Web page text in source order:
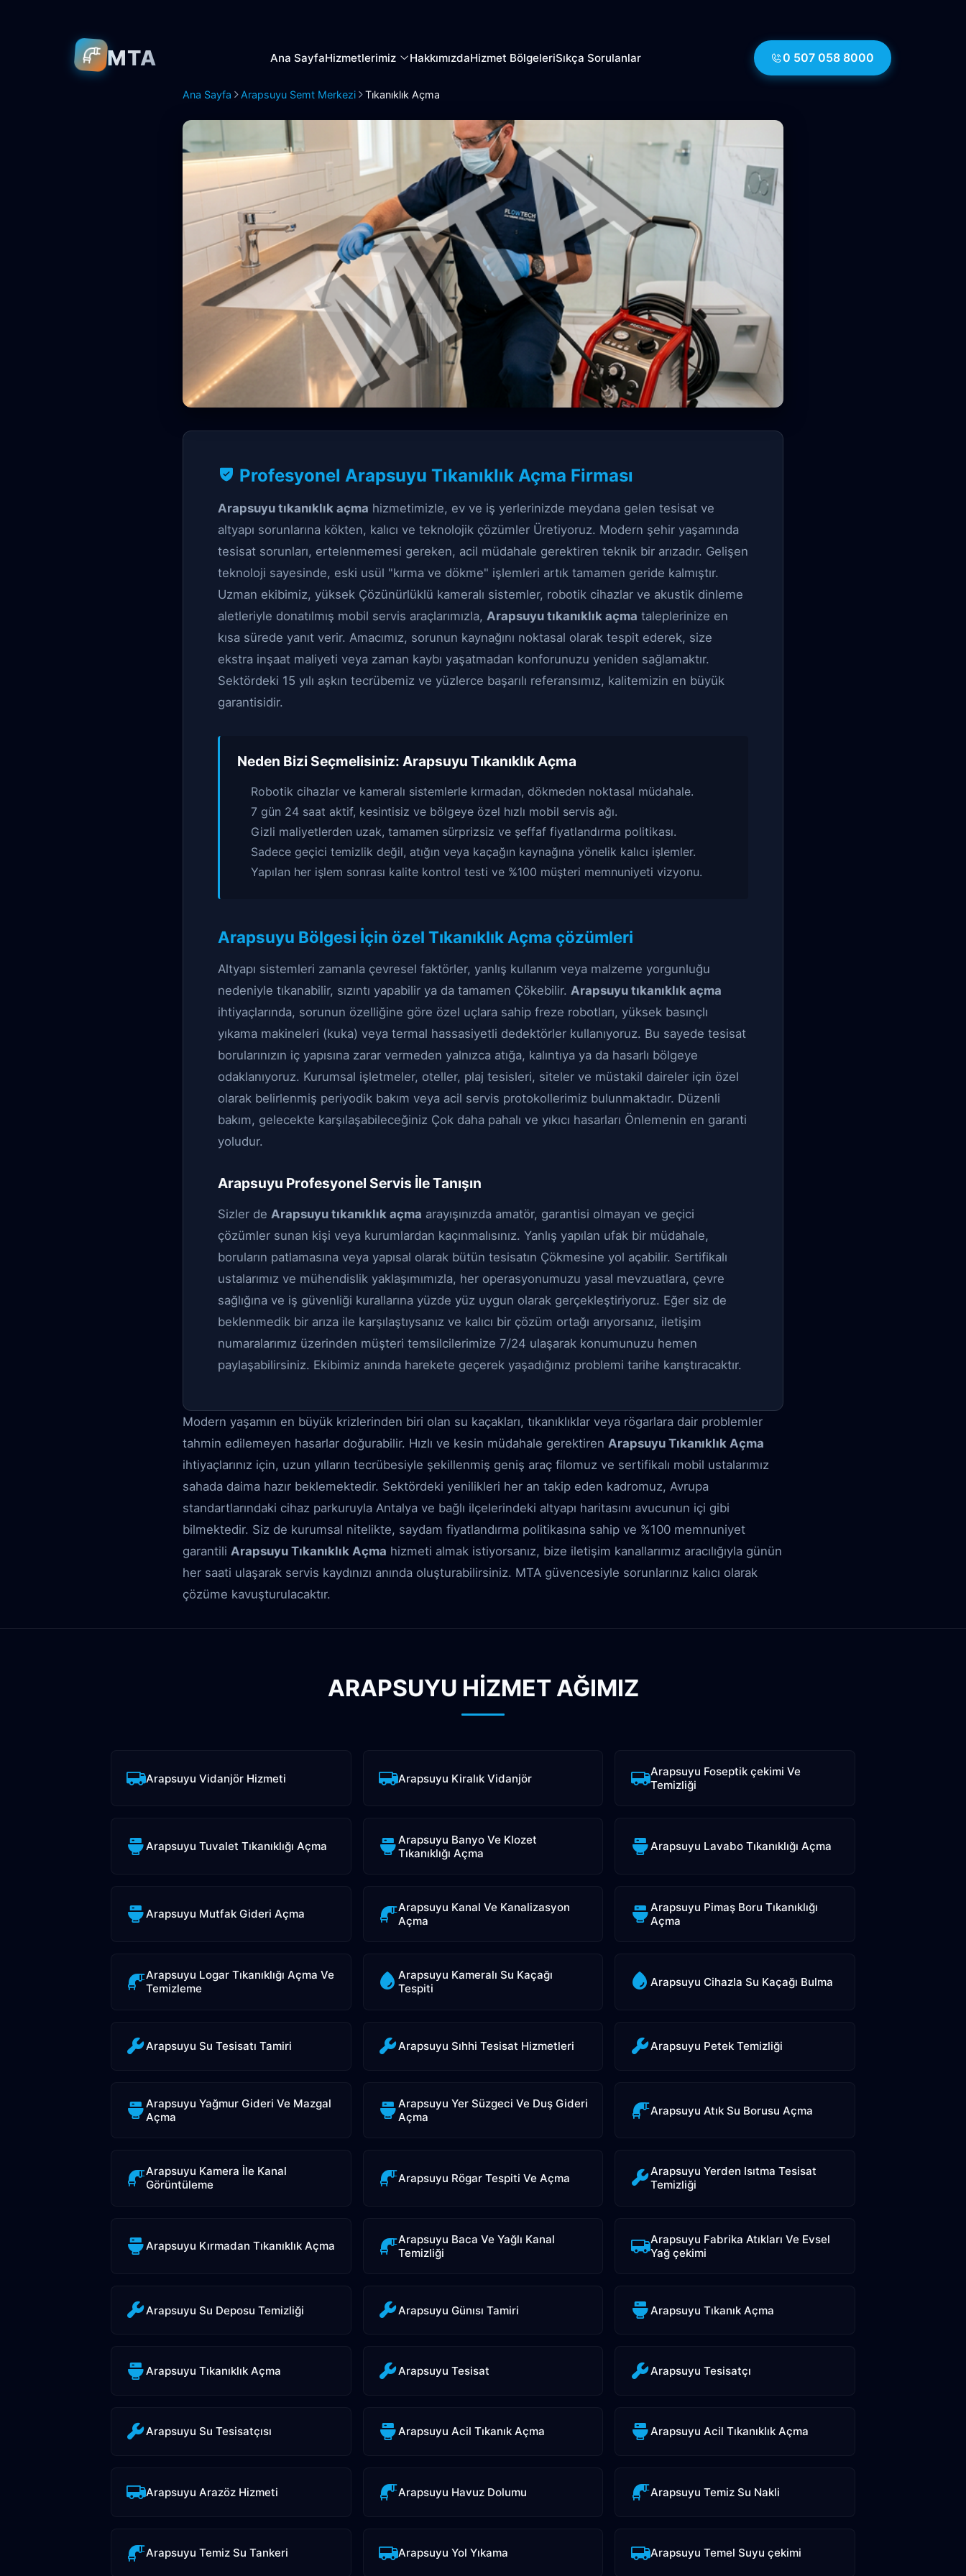
MTA Ana SayfaHizmetlerimiz HakkımızdaHizmet BölgeleriSıkça Sorulanlar 0 507 058 8000
Ana Sayfa Arapsuyu Semt Merkezi Tıkanıklık Açma
Arapsuyu Tıkanıklık Açma
Profesyonel Arapsuyu Tıkanıklık Açma Firması
Arapsuyu tıkanıklık açma hizmetimizle, ev ve iş yerlerinizde meydana gelen tesisat ve
altyapı sorunlarına kökten, kalıcı ve teknolojik çözümler Üretiyoruz. Modern şehir yaşamında
tesisat sorunları, ertelenmemesi gereken, acil müdahale gerektiren teknik bir arızadır. Gelişen
teknoloji sayesinde, eski usül "kırma ve dökme" işlemleri artık tamamen geride kalmıştır.
Uzman ekibimiz, yüksek Çözünürlüklü kameralı sistemler, robotik cihazlar ve akustik dinleme
aletleriyle donatılmış mobil servis araçlarımızla, Arapsuyu tıkanıklık açma taleplerinize en
kısa sürede yanıt verir. Amacımız, sorunun kaynağını noktasal olarak tespit ederek, size
ekstra inşaat maliyeti veya zaman kaybı yaşatmadan konforunuzu yeniden sağlamaktır.
Sektördeki 15 yılı aşkın tecrübemiz ve yüzlerce başarılı referansımız, kalitemizin en büyük
garantisidir.
Neden Bizi Seçmelisiniz: Arapsuyu Tıkanıklık Açma
Robotik cihazlar ve kameralı sistemlerle kırmadan, dökmeden noktasal müdahale.
7 gün 24 saat aktif, kesintisiz ve bölgeye özel hızlı mobil servis ağı.
Gizli maliyetlerden uzak, tamamen sürprizsiz ve şeffaf fiyatlandırma politikası.
Sadece geçici temizlik değil, atığın veya kaçağın kaynağına yönelik kalıcı işlemler.
Yapılan her işlem sonrası kalite kontrol testi ve %100 müşteri memnuniyeti vizyonu.
Arapsuyu Bölgesi İçin özel Tıkanıklık Açma çözümleri
Altyapı sistemleri zamanla çevresel faktörler, yanlış kullanım veya malzeme yorgunluğu
nedeniyle tıkanabilir, sızıntı yapabilir ya da tamamen Çökebilir. Arapsuyu tıkanıklık açma
ihtiyaçlarında, sorunun özelliğine göre özel uçlara sahip freze robotları, yüksek basınçlı
yıkama makineleri (kuka) veya termal hassasiyetli dedektörler kullanıyoruz. Bu sayede tesisat
borularınızın iç yapısına zarar vermeden yalnızca atığa, kalıntıya ya da hasarlı bölgeye
odaklanıyoruz. Kurumsal işletmeler, oteller, plaj tesisleri, siteler ve müstakil daireler için özel
olarak belirlenmiş periyodik bakım veya acil servis protokollerimiz bulunmaktadır. Düzenli
bakım, gelecekte karşılaşabileceğiniz Çok daha pahalı ve yıkıcı hasarları Önlemenin en garanti
yoludur.
Arapsuyu Profesyonel Servis İle Tanışın
Sizler de Arapsuyu tıkanıklık açma arayışınızda amatör, garantisi olmayan ve geçici
çözümler sunan kişi veya kurumlardan kaçınmalısınız. Yanlış yapılan ufak bir müdahale,
boruların patlamasına veya yapısal olarak bütün tesisatın Çökmesine yol açabilir. Sertifikalı
ustalarımız ve mühendislik yaklaşımımızla, her operasyonumuzu yasal mevzuatlara, çevre
sağlığına ve iş güvenliği kurallarına yüzde yüz uygun olarak gerçekleştiriyoruz. Eğer siz de
beklenmedik bir arıza ile karşılaştıysanız ve kalıcı bir çözüm ortağı arıyorsanız, iletişim
numaralarımız üzerinden müşteri temsilcilerimize 7/24 ulaşarak konumunuzu hemen
paylaşabilirsiniz. Ekibimiz anında harekete geçerek yaşadığınız problemi tarihe karıştıracaktır.
Modern yaşamın en büyük krizlerinden biri olan su kaçakları, tıkanıklıklar veya rögarlara dair problemler
tahmin edilemeyen hasarlar doğurabilir. Hızlı ve kesin müdahale gerektiren Arapsuyu Tıkanıklık Açma
ihtiyaçlarınız için, uzun yılların tecrübesiyle şekillenmiş geniş araç filomuz ve sertifikalı mobil ustalarımız
sahada daima hazır beklemektedir. Sektördeki yenilikleri her an takip eden kadromuz, Avrupa
standartlarındaki cihaz parkuruyla Antalya ve bağlı ilçelerindeki altyapı haritasını avucunun içi gibi
bilmektedir. Siz de kurumsal nitelikte, saydam fiyatlandırma politikasına sahip ve %100 memnuniyet
garantili Arapsuyu Tıkanıklık Açma hizmeti almak istiyorsanız, bize iletişim kanallarımız aracılığıyla günün
her saati ulaşarak servis kaydınızı anında oluşturabilirsiniz. MTA güvencesiyle sorunlarınız kalıcı olarak
çözüme kavuşturulacaktır.
ARAPSUYU HİZMET AĞIMIZ
Arapsuyu Vidanjör Hizmeti Arapsuyu Kiralık Vidanjör
Arapsuyu Foseptik çekimi Ve
Temizliği
Arapsuyu Tuvalet Tıkanıklığı Açma
Arapsuyu Banyo Ve Klozet
Tıkanıklığı Açma
Arapsuyu Lavabo Tıkanıklığı Açma
Arapsuyu Mutfak Gideri Açma
Arapsuyu Kanal Ve Kanalizasyon
Açma
Arapsuyu Pimaş Boru Tıkanıklığı
Açma
Arapsuyu Logar Tıkanıklığı Açma Ve
Temizleme
Arapsuyu Kameralı Su Kaçağı
Tespiti
Arapsuyu Cihazla Su Kaçağı Bulma
Arapsuyu Su Tesisatı Tamiri Arapsuyu Sıhhi Tesisat Hizmetleri Arapsuyu Petek Temizliği
Arapsuyu Yağmur Gideri Ve Mazgal
Açma
Arapsuyu Yer Süzgeci Ve Duş Gideri
Açma
Arapsuyu Atık Su Borusu Açma
Arapsuyu Kamera İle Kanal
Görüntüleme
Arapsuyu Rögar Tespiti Ve Açma
Arapsuyu Yerden Isıtma Tesisat
Temizliği
Arapsuyu Kırmadan Tıkanıklık Açma
Arapsuyu Baca Ve Yağlı Kanal
Temizliği
Arapsuyu Fabrika Atıkları Ve Evsel
Yağ çekimi
Arapsuyu Su Deposu Temizliği Arapsuyu Günısı Tamiri Arapsuyu Tıkanık Açma
Arapsuyu Tıkanıklık Açma Arapsuyu Tesisat Arapsuyu Tesisatçı
Arapsuyu Su Tesisatçısı Arapsuyu Acil Tıkanık Açma Arapsuyu Acil Tıkanıklık Açma
Arapsuyu Arazöz Hizmeti Arapsuyu Havuz Dolumu Arapsuyu Temiz Su Nakli
Arapsuyu Temiz Su Tankeri Arapsuyu Yol Yıkama Arapsuyu Temel Suyu çekimi